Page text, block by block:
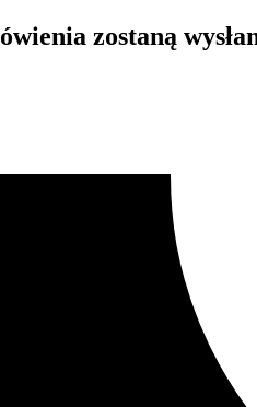
zostaną